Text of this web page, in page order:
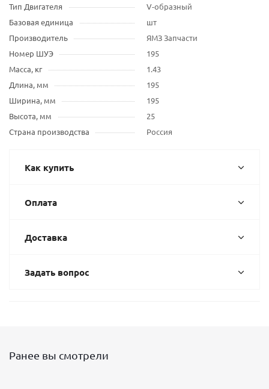
Тип Двигателя
V-образный
Базовая единица
шт
Производитель
ЯМЗ Запчасти
Номер ШУЭ
195
Масса, кг
1.43
Длина, мм
195
Ширина, мм
195
Высота, мм
25
Страна производства
Россия
Как купить
Оплата
Доставка
Задать вопрос
Ранее вы смотрели